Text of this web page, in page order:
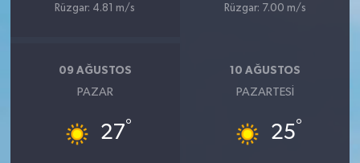
Rüzgar: 4.81 m/s
Rüzgar: 7.00 m/s
09 AĞUSTOS
PAZAR
27°
10 AĞUSTOS
PAZARTESI
25°